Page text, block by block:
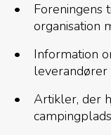
Foreningens
organisation
Information
leverandører
Artikler, der
campingplads